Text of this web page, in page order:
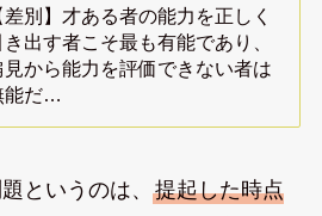
差別】才ある者の能力を正しく
き出す者こそ最も有能であり、
見から能力を評価できない者は
能だ…
というのは、 提起した時点